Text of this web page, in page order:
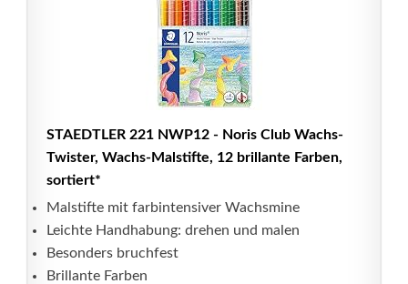
STAEDTLER 221 NWP12 - Noris Club Wachs-
Twister, Wachs-Malstifte, 12 brillante Farben,
sortiert*
Malstifte mit farbintensiver Wachsmine
Leichte Handhabung: drehen und malen
Besonders bruchfest
Brillante Farben